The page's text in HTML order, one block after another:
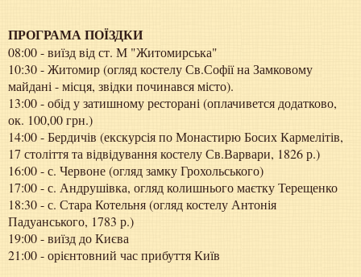
ПРОГРАМА ПОЇЗДКИ
08:00 - виїзд від ст. М "Житомирська"
10:30 - Житомир (огляд костелу Св.Софії на Замковому
майдані - місця, звідки починався місто).
13:00 - обід у затишному ресторані (оплачивется додатково,
ок. 100,00 грн.)
14:00 - Бердичів (екскурсія по Монастирю Босих Кармелітів,
17 століття та відвідування костелу Св.Варвари, 1826 р.)
16:00 - с. Червоне (огляд замку Грохольського)
17:00 - с. Андрушівка, огляд колишнього маєтку Терещенко
18:30 - с. Стара Котельня (огляд костелу Антонія
Падуанського, 1783 р.)
19:00 - виїзд до Києва
21:00 - орієнтовний час прибуття Київ